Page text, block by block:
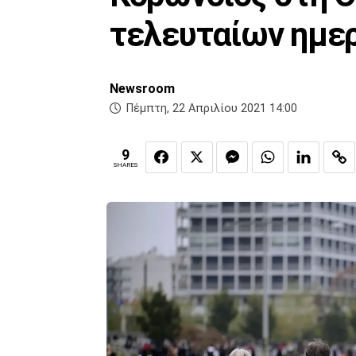
τελευταίων
Newsroom
Πέμπτη, 22 Απριλίου 2021 14:00
9
SHARES